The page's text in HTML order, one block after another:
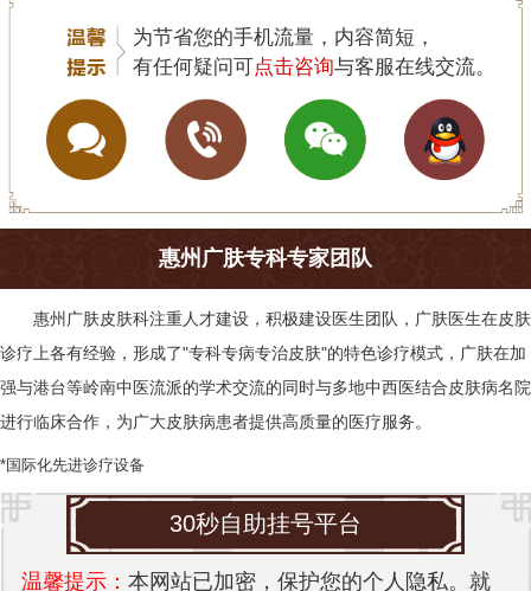
为节省您的手机流量，内容简短，
有任何疑问可点击咨询与客服在线交流。
惠州广肤专科专家团队
惠州广肤皮肤科注重人才建设，积极建设医生团队，广肤医生在皮肤
诊疗上各有经验，形成了"专科专病专治皮肤"的特色诊疗模式，广肤在加
强与港台等岭南中医流派的学术交流的同时与多地中西医结合皮肤病名院
进行临床合作，为广大皮肤病患者提供高质量的医疗服务。
*国际化先进诊疗设备
30秒自助挂号平台
温馨提示： 本网站已加密，保护您的个人隐私。就